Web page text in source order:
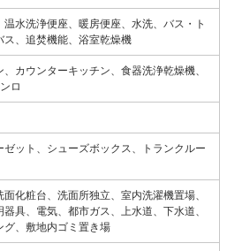
温水洗浄便座、暖房便座、水洗、バス・ト
ス、追焚機能、浴室乾燥機
カウンターキッチン、食器洗浄乾燥機、
ロ
ゼット、シューズボックス、トランクルー
化粧台、洗面所独立、室内洗濯機置場、
具、電気、都市ガス、上水道、下水道、
グ、敷地内ゴミ置き場